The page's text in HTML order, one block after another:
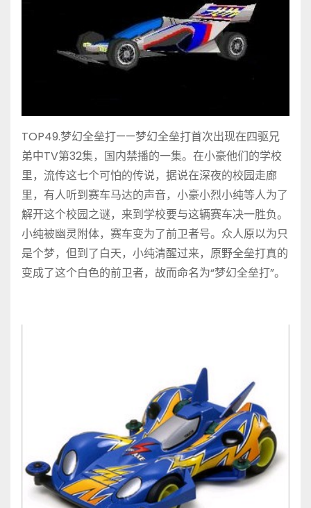
TOP49.梦幻全垒打——梦幻全垒打首次出现在四驱兄
弟中TV第32集，国内禁播的一集。在小豪他们的学校
里，流传这七个可怕的传说，据说在深夜的校园走廊
里，有人听到赛车马达的声音，小豪小烈小纯等人为了
解开这个校园之谜，来到学校要与这辆赛车决一胜负。
小纯被幽灵附体，赛车变为了前卫者号。众人原以为只
是个梦，但到了白天，小纯清醒过来，原野全垒打真的
变成了这个白色的前卫者，故而命名为“梦幻全垒打”。